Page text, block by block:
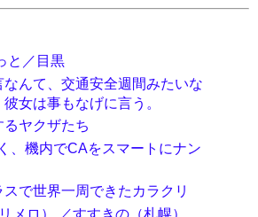
と／目黒
なんて、交通安全週間みたいな
女は事もなげに言う。
ヤクザたち
、機内でCAをスマートにナン
で世界一周できたカラクリ